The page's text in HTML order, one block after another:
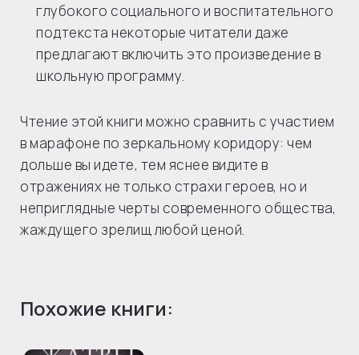
глубокого социального и воспитательного
подтекста некоторые читатели даже
предлагают включить это произведение в
школьную программу.
Чтение этой книги можно сравнить с участием
в марафоне по зеркальному коридору: чем
дольше вы идете, тем яснее видите в
отражениях не только страхи героев, но и
неприглядные черты современного общества,
жаждущего зрелищ любой ценой.
Похожие книги: